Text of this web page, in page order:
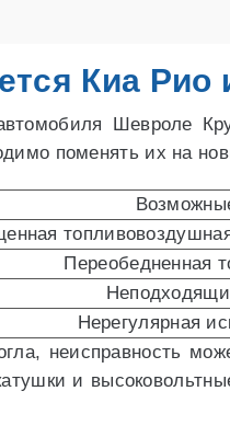
Киа Рио
Шевроле
поменять их на
Переобедненная
Нерегулярная
неисправность
и